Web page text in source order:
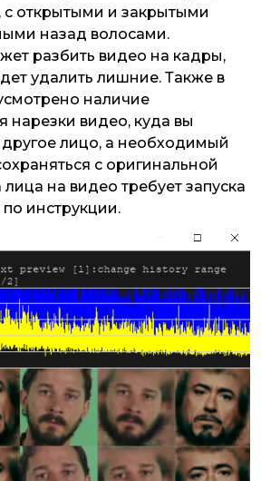
с открытыми и закрытыми
назад волосами.
разбить видео на кадры,
удалить лишние. Также в
наличие
нарезки видео, куда вы
другое лицо, а необходимый
с оригинальной
на видео требует запуска
инструкции.